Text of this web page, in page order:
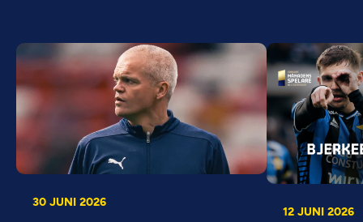
30 JUNI 2026
12 JUNI 2026